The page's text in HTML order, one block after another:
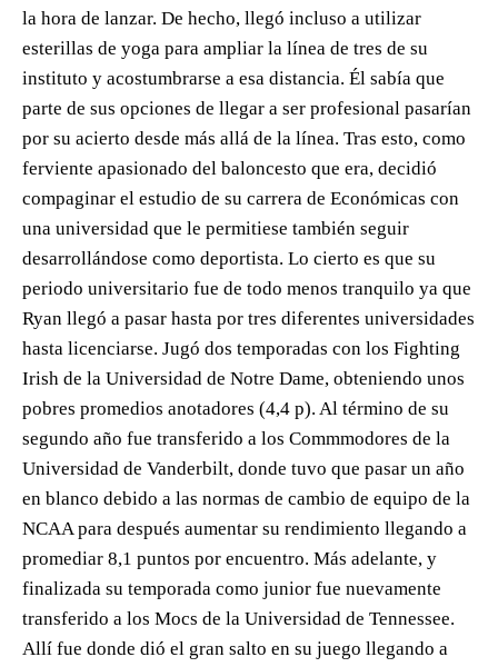
la hora de lanzar. De hecho, llegó incluso a utilizar
esterillas de yoga para ampliar la línea de tres de su
instituto y acostumbrarse a esa distancia. Él sabía que
parte de sus opciones de llegar a ser profesional pasarían
por su acierto desde más allá de la línea. Tras esto, como
ferviente apasionado del baloncesto que era, decidió
compaginar el estudio de su carrera de Económicas con
una universidad que le permitiese también seguir
desarrollándose como deportista. Lo cierto es que su
periodo universitario fue de todo menos tranquilo ya que
Ryan llegó a pasar hasta por tres diferentes universidades
hasta licenciarse. Jugó dos temporadas con los Fighting
Irish de la Universidad de Notre Dame, obteniendo unos
pobres promedios anotadores (4,4 p). Al término de su
segundo año fue transferido a los Commmodores de la
Universidad de Vanderbilt, donde tuvo que pasar un año
en blanco debido a las normas de cambio de equipo de la
NCAA para después aumentar su rendimiento llegando a
promediar 8,1 puntos por encuentro. Más adelante, y
finalizada su temporada como junior fue nuevamente
transferido a los Mocs de la Universidad de Tennessee.
Allí fue donde dió el gran salto en su juego llegando a